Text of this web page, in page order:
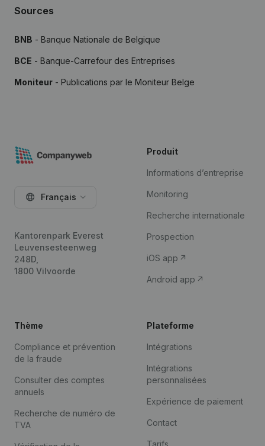
Sources
BNB - Banque Nationale de Belgique
BCE - Banque-Carrefour des Entreprises
Moniteur - Publications par le Moniteur Belge
Français
Kantorenpark Everest
Leuvensesteenweg
248D,
1800 Vilvoorde
Produit
Informations d’entreprise
Monitoring
Recherche internationale
Prospection
iOS app
Android app
Thème
Compliance et prévention
de la fraude
Consulter des comptes
annuels
Recherche de numéro de
TVA
Plateforme
Intégrations
Intégrations
personnalisées
Expérience de paiement
Contact
Tarifs